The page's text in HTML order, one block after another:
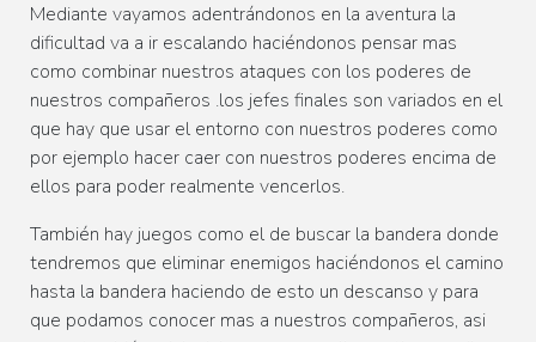
Mediante vayamos adentrándonos en la aventura la
dificultad va a ir escalando haciéndonos pensar mas
como combinar nuestros ataques con los poderes de
nuestros compañeros .los jefes finales son variados en el
que hay que usar el entorno con nuestros poderes como
por ejemplo hacer caer con nuestros poderes encima de
ellos para poder realmente vencerlos.
También hay juegos como el de buscar la bandera donde
tendremos que eliminar enemigos haciéndonos el camino
hasta la bandera haciendo de esto un descanso y para
que podamos conocer mas a nuestros compañeros, asi